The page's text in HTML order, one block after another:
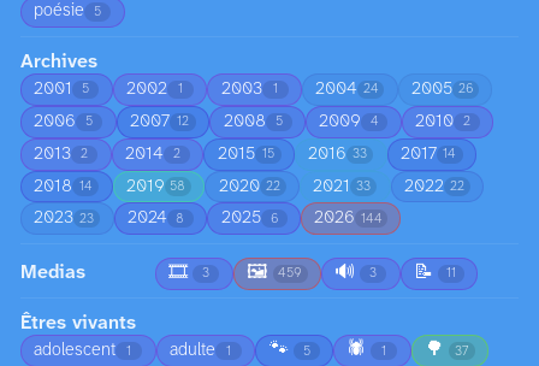
poésie 5
Archives
2001 5 2002 1 2003 1 2004 24 2005 26
2006 5 2007 12 2008 5 2009 4 2010 2
2013 2 2014 2 2015 15 2016 33 2017 14
2018 14 2019 58 2020 22 2021 33 2022 22
2023 23 2024 8 2025 6 2026 144
Medias 🎞️ 3 🖼️ 459 🔊 3 📝 11
Êtres vivants
adolescent 1 adulte 1 🐾 5 🕷️ 1 🌳 37